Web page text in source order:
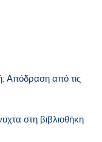
Απόδραση από τις
στη βιβλιοθήκη